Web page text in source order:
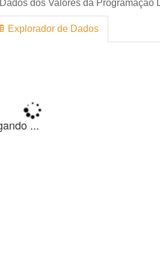
Dados dos Valores da Programação
Explorador de Dados